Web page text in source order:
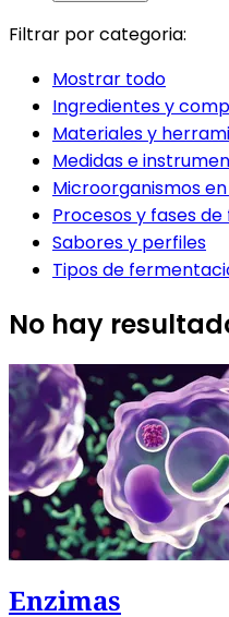
Filtrar por categoria:
Mostrar todo
Ingredientes y
Materiales y
Medidas e
Microorganismos
Procesos y fases
Sabores y perfiles
Tipos de
No hay
Enzimas